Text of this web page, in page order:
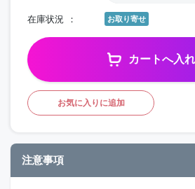
在庫状況 お取り寄せ
カートへ入
お気に入りに追加
注意事項